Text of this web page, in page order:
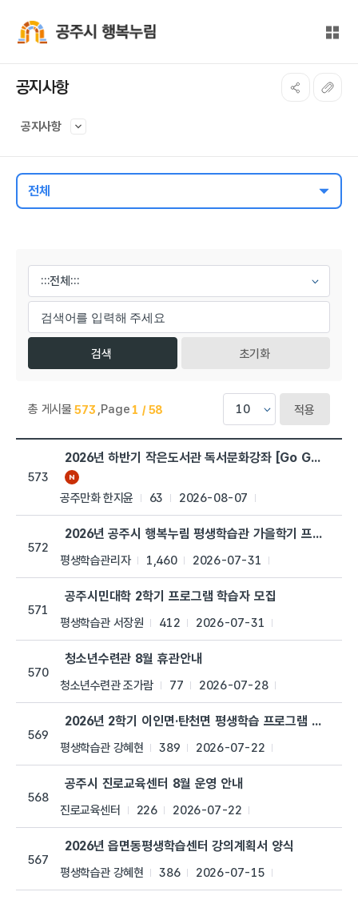
전체
공지사항
공지사항
전체
초기화
총 게시물 573 ,Page 1 / 58 적용
행복누림 > 공지사항 목록으로 번호, 제목, 작성자, 조회수,등록일,
573
2026년 하반기 작은도서관 독서문화강좌 [Go Go 세계
공주만화 한지윤 63 2026-08-07
572
2026년 공주시 행복누림 평생학습관 가을학기 프로그램
평생학습관리자 1,460 2026-07-31
571
공주시민대학 2학기 프로그램 학습자 모집
평생학습관 서장원 412 2026-07-31
570
청소년수련관 8월 휴관안내
청소년수련관 조가람 77 2026-07-28
569
2026년 2학기 이인면·탄천면 평생학습 프로그램 수강생
평생학습관 강혜현 389 2026-07-22
568
공주시 진로교육센터 8월 운영 안내
진로교육센터 226 2026-07-22
567
2026년 읍면동평생학습센터 강의계획서 양식
평생학습관 강혜현 386 2026-07-15